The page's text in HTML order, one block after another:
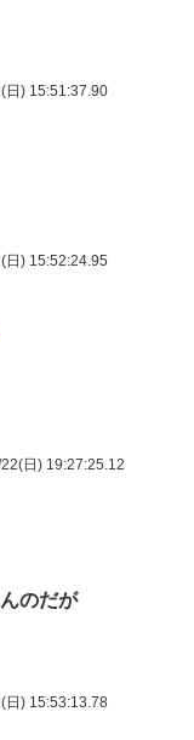
日) 15:51:37.90
日) 15:52:24.95
22(日) 19:27:25.12
のだが
日) 15:53:13.78